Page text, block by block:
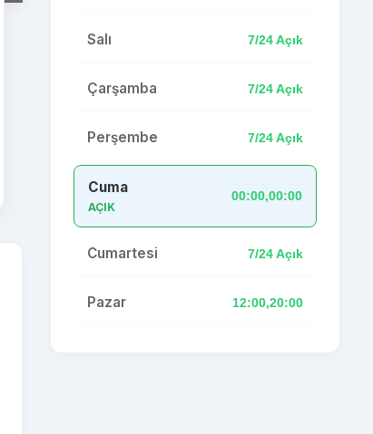
Salı 7/24 Açık
Çarşamba 7/24 Açık
Perşembe 7/24 Açık
Cuma
AÇIK
00:00,00:00
Cumartesi 7/24 Açık
Pazar 12:00,20:00